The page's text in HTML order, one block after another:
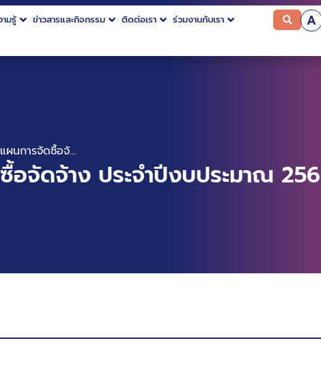
มรู้ ข่าวสารและกิจกรรม ติดต่อเรา ร่วมงานกับเรา A
เปลี่ยนแปลงแผนการจัดซื้อจัดจ้าง ประจำปีงบประมาณ 2569 (E69060018381)
จัดจ้าง ประจำปีงบประมาณ